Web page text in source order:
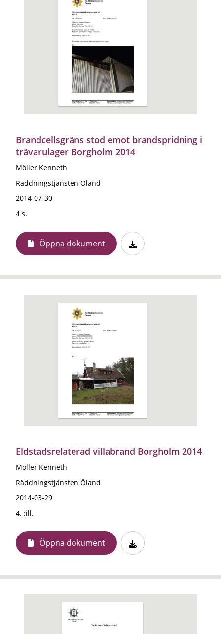
Brandcellsgräns stod emot brandspridning i
trävarulager Borgholm 2014
Möller Kenneth
Räddningstjänsten Öland
2014-07-30
4 s.
Öppna dokument
Eldstadsrelaterad villabrand Borgholm 2014
Möller Kenneth
Räddningstjänsten Öland
2014-03-29
4. :ill.
Öppna dokument